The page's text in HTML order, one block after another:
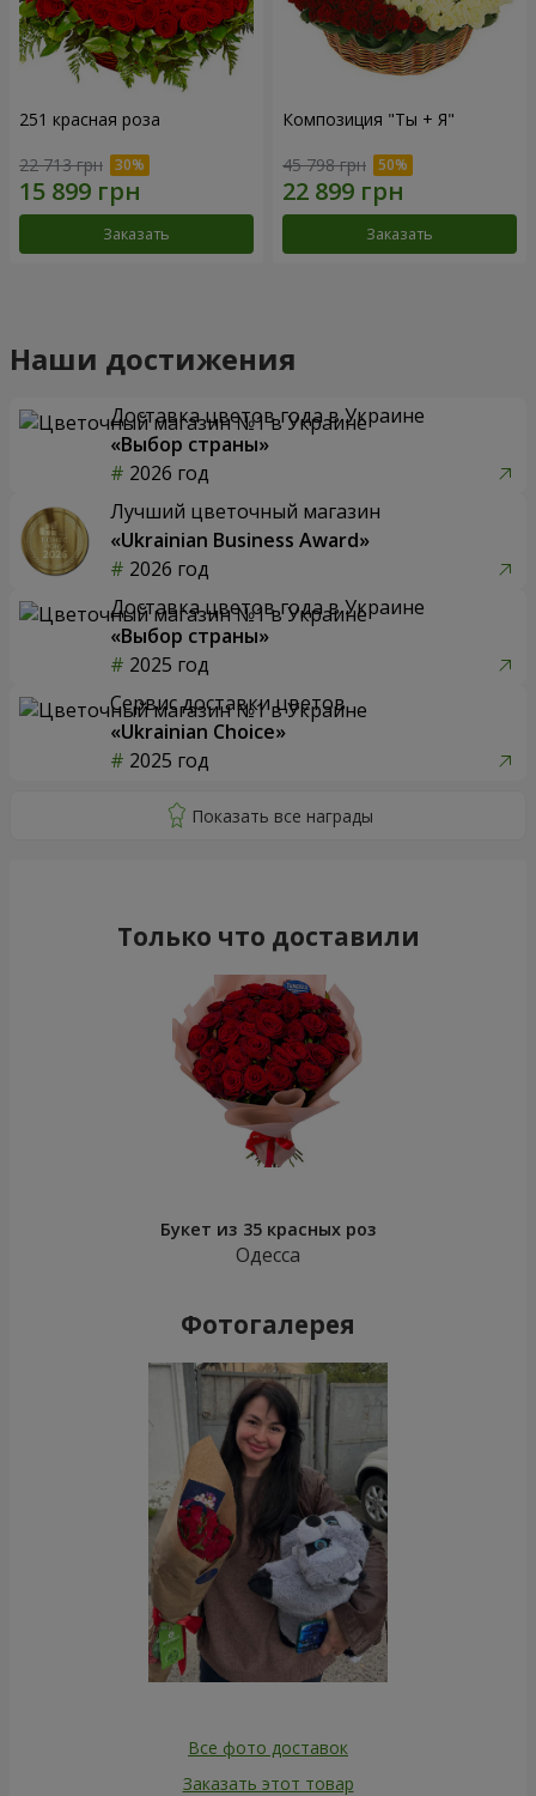
251 красная роза
22 713 грн
Заказать
Композиция "Ты + Я"
45 798 грн
Заказать
Наши достижения
Доставка цветов года в Украине
«Выбор страны»
2026 год
Лучший цветочный магазин
«Ukrainian Business Award»
2026 год
Доставка цветов года в Украине
«Выбор страны»
2025 год
Сервис доставки цветов
«Ukrainian Choice»
2025 год
Только что доставили
Букет из 35 красных роз
Одесса
Фотогалерея
Все фото доставок
Заказать этот товар